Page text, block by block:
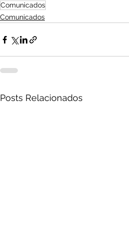
Comunicados
Comunicados
Posts Relacionados